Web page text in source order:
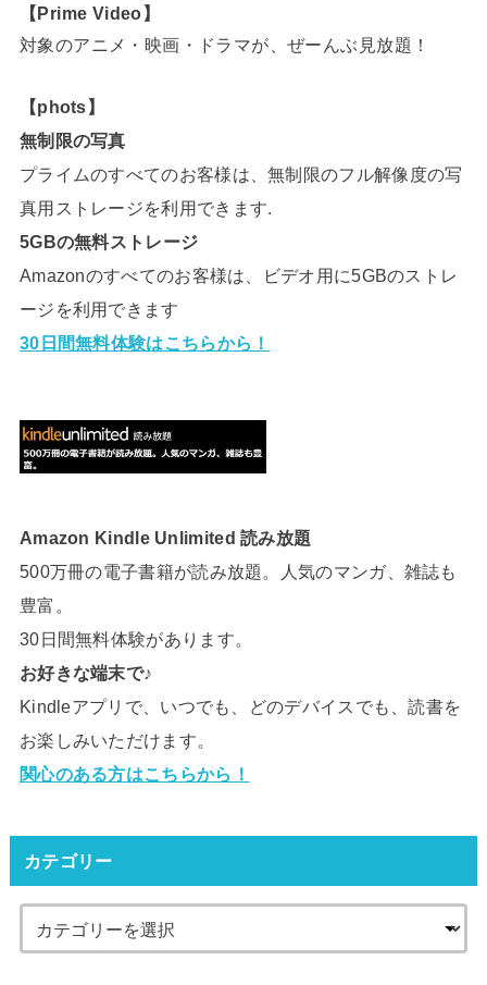
【Prime Video】
対象のアニメ・映画・ドラマが、ぜーんぶ見放題！
【phots】
無制限の写真
プライムのすべてのお客様は、無制限のフル解像度の写
真用ストレージを利用できます.
5GBの無料ストレージ
Amazonのすべてのお客様は、ビデオ用に5GBのストレ
ージを利用できます
30日間無料体験はこちらから！
Amazon Kindle Unlimited 読み放題
500万冊の電子書籍が読み放題。人気のマンガ、雑誌も
豊富。
30日間無料体験があります。
お好きな端末で♪
Kindleアプリで、いつでも、どのデバイスでも、読書を
お楽しみいただけます。
関心のある方はこちらから！
カテゴリー